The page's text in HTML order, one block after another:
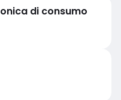
di consumo